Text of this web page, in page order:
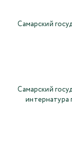
Самарский
Самарский
интернатура